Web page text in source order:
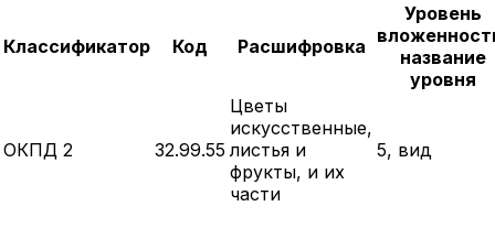
Классификатор Код Расшифровка
Уровень
название
уровня
ОКПД 2 32.99.55
Цветы
искусственные,
листья и
фрукты, и их
части
5, вид